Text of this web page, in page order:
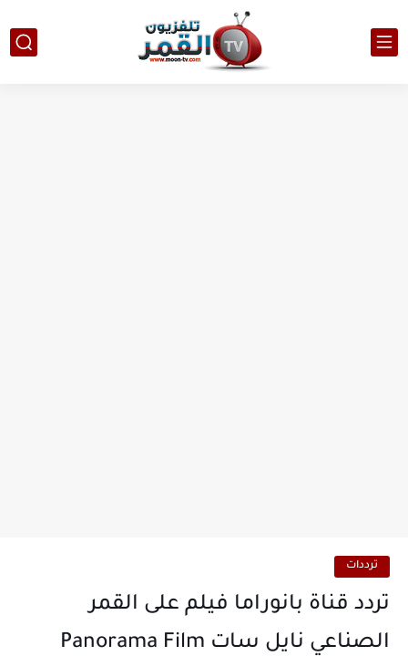
ترددات
تردد قناة بانوراما فيلم على القمر
الصناعي نايل سات Panorama Film